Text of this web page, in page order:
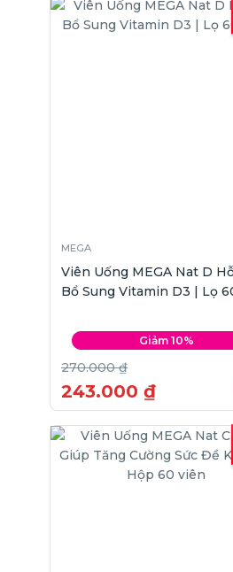
MEGA
Viên Uống MEGA Nat D
Bổ Sung Vitamin D3 | Lọ
Giảm 10%
270.000 ₫
243.000 ₫